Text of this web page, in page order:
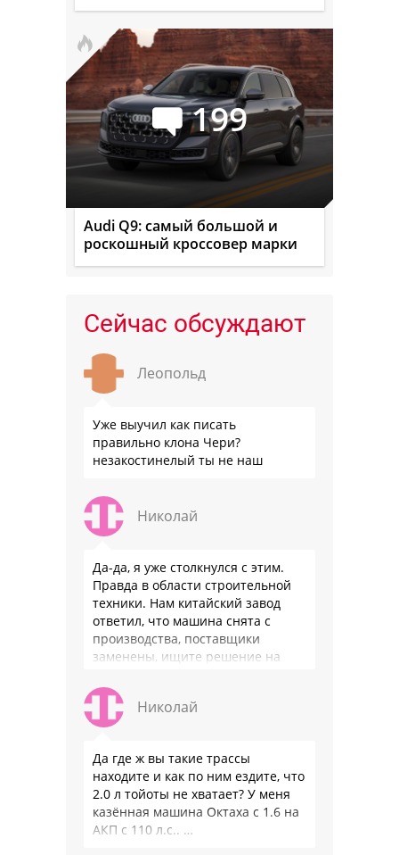
199
Audi Q9: самый большой и
роскошный кроссовер марки
Сейчас обсуждают
Леопольд
Уже выучил как писать
правильно клона Чери?
незакостинелый ты не наш
Николай
Да-да, я уже столкнулся с этим.
Правда в области строительной
техники. Нам китайский завод
ответил, что машина снята с
производства, поставщики
заменены, ищите решение на
официальном бланке …
Николай
Да где ж вы такие трассы
находите и как по ним ездите, что
2.0 л тойоты не хватает? У меня
казённая машина Октаха с 1.6 на
АКП с 110 л.с.. …